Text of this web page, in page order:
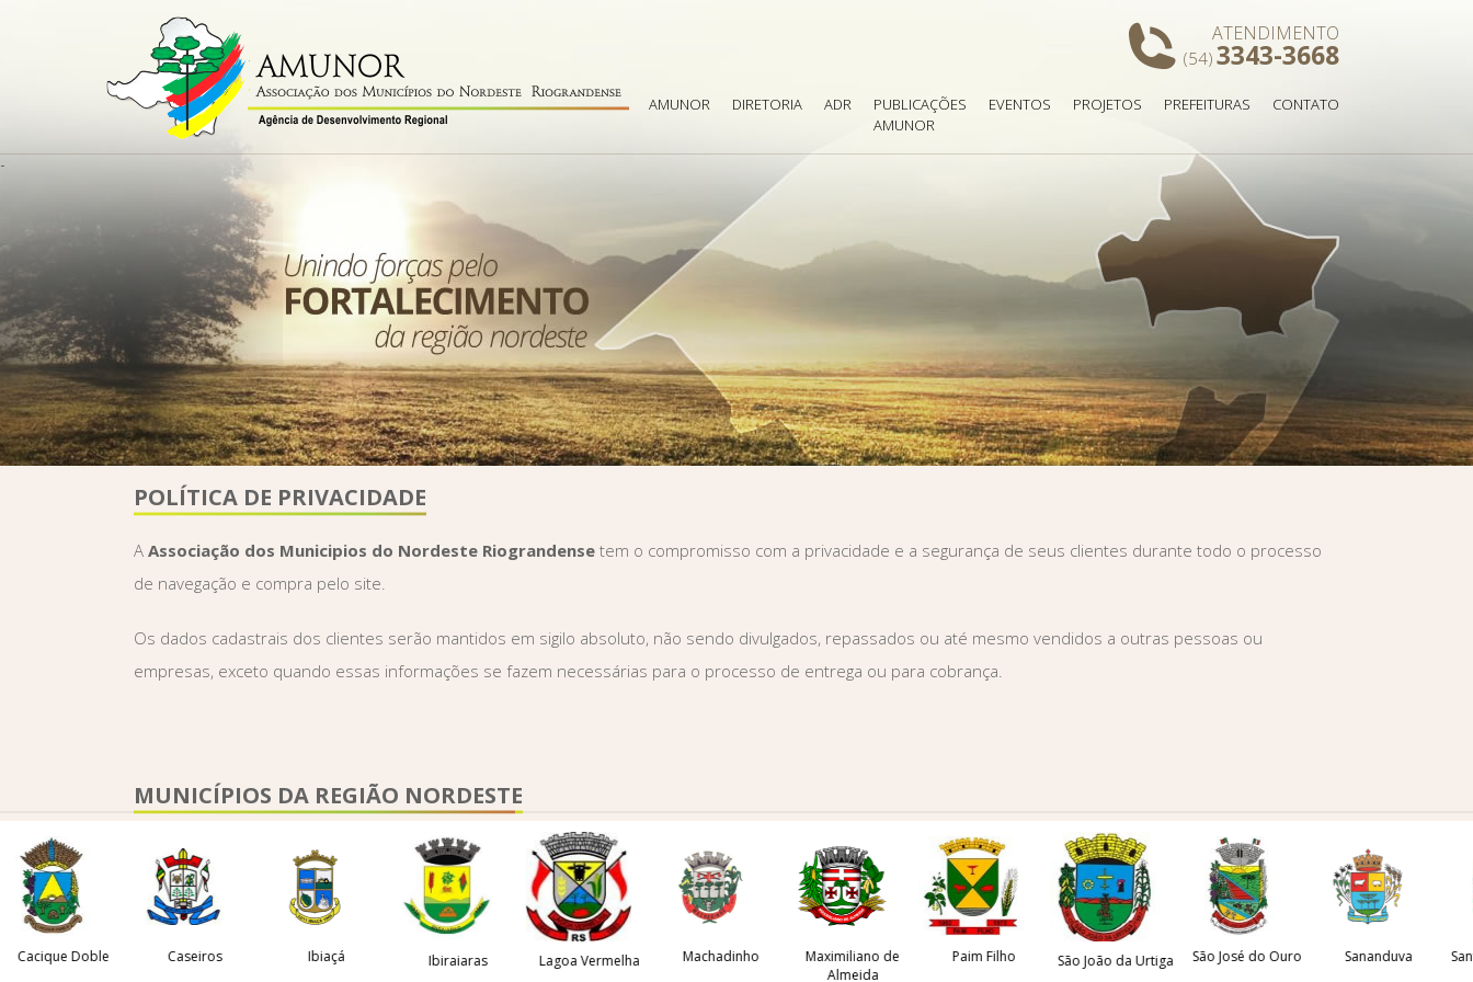
ATENDIMENTO
(54) 3343-3668
AMUNOR DIRETORIA ADR
PUBLICAÇÕES
AMUNOR
EVENTOS PROJETOS PREFEITURAS CONTATO
POLÍTICA DE PRIVACIDADE
A Associação dos Municipios do Nordeste Riograndense tem o compromisso com a privacidade e a segurança de seus clientes durante todo o processo
de navegação e compra pelo site.
Os dados cadastrais dos clientes serão mantidos em sigilo absoluto, não sendo divulgados, repassados ou até mesmo vendidos a outras pessoas ou
empresas, exceto quando essas informações se fazem necessárias para o processo de entrega ou para cobrança.
MUNICÍPIOS DA REGIÃO NORDESTE
Doble Caseiros Ibiaçá Ibiraiaras Lagoa Vermelha Machadinho
Maximiliano de
Almeida
Paim Filho São João da Urtiga São José do Ouro Sananduva Santa